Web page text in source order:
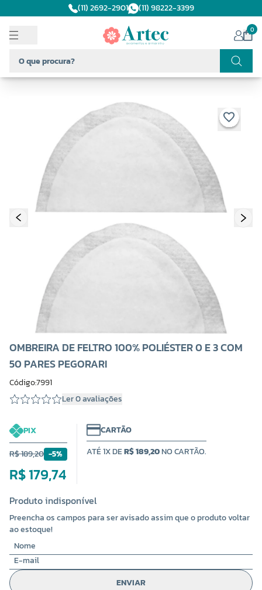
(11) 2692-2901 (11) 98222-3399
0
OMBREIRA DE FELTRO 100% POLIÉSTER 0 E 3 COM
50 PARES PEGORARI
Código:7991
Ler 0 avaliações
PIX
R$ 189,20 -5%
R$ 179,74
CARTÃO
ATÉ 1X DER$ 189,20NO CARTÃO.
Produto indisponível
Preencha os campos para ser avisado assim que o produto voltar
ao estoque!
ENVIAR